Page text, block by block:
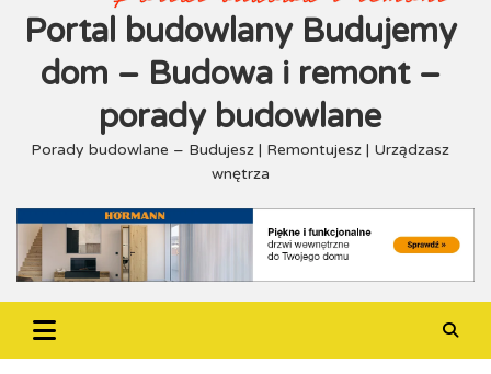
Portal budowlany Budujemy
dom – Budowa i remont –
porady budowlane
Porady budowlane – Budujesz | Remontujesz | Urządzasz
wnętrza